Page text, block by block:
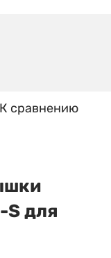
К сравнению
S для